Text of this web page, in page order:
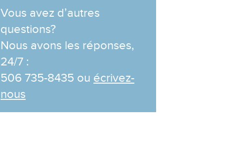
Vous avez d’autres
questions?
Nous avons les réponses,
24/7 :
506 735-8435 ou écrivez-
nous